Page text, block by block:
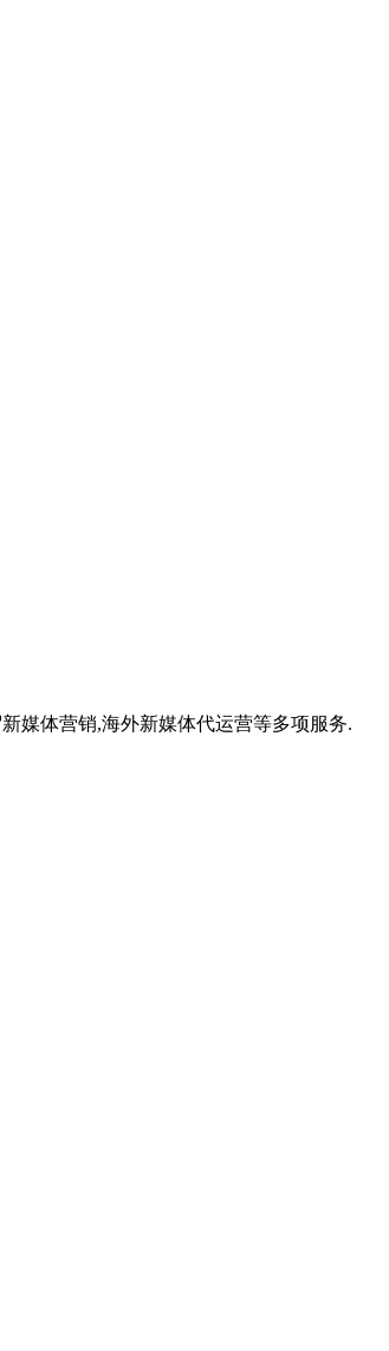
媒体营销,海外新媒体代运营等多项服务.